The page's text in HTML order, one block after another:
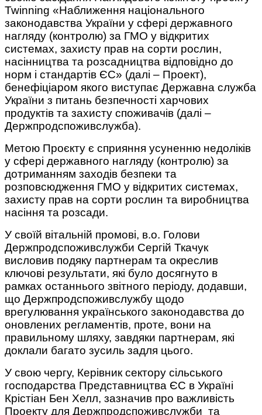
Twinning «Наближення національного
законодавства України у сфері державного
нагляду (контролю) за ГМО у відкритих
системах, захисту прав на сорти рослин,
насінництва та розсадництва відповідно до
норм і стандартів ЄС» (далі – Проект),
бенефіціаром якого виступає Державна служба
України з питань безпечності харчових
продуктів та захисту споживачів (далі –
Держпродспоживслужба).
Метою Проєкту є сприяння усуненню недоліків
у сфері державного нагляду (контролю) за
дотриманням заходів безпеки та
розповсюдження ГМО у відкритих системах,
захисту прав на сорти рослин та виробництва
насіння та розсади.
У своїй вітальній промові, в.о. Голови
Держпродспоживслужби Сергій Ткачук
висловив подяку партнерам та окреслив
ключові результати, які було досягнуто в
рамках останнього звітного періоду, додавши,
що Держпродспоживслужбу щодо
врегулювання українського законодавства до
оновлених регламентів, проте, вони на
правильному шляху, завдяки партнерам, які
доклали багато зусиль задля цього.
У свою чергу, Керівник сектору сільського
господарства Представництва ЄС в Україні
Крістіан Бен Хелл, зазначив про важливість
Проекту для Держпродспоживслужби та